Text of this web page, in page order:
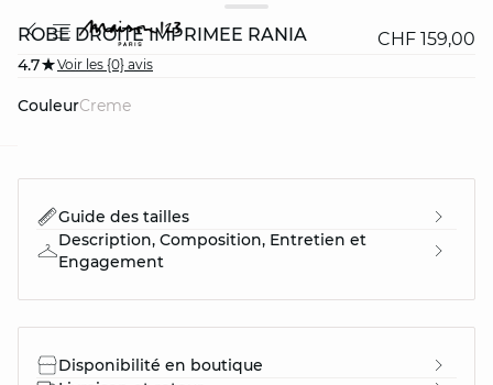
ROBE DROITE IMPRIMÉE RANIA CHF 159,00
4.7 Voir les {0} avis
Couleur creme
Guide des tailles
Description, Composition, Entretien et
Engagement
Disponibilité en boutique